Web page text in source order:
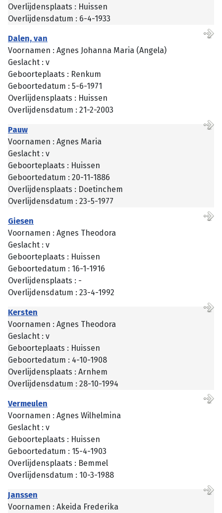
Overlijdensplaats : Huissen
Overlijdensdatum : 6-4-1933
Dalen, van
Voornamen : Agnes Johanna Maria (Angela)
Geslacht : v
Geboorteplaats : Renkum
Geboortedatum : 5-6-1971
Overlijdensplaats : Huissen
Overlijdensdatum : 21-2-2003
Pauw
Voornamen : Agnes Maria
Geslacht : v
Geboorteplaats : Huissen
Geboortedatum : 20-11-1886
Overlijdensplaats : Doetinchem
Overlijdensdatum : 23-5-1977
Giesen
Voornamen : Agnes Theodora
Geslacht : v
Geboorteplaats : Huissen
Geboortedatum : 16-1-1916
Overlijdensplaats : -
Overlijdensdatum : 23-4-1992
Kersten
Voornamen : Agnes Theodora
Geslacht : v
Geboorteplaats : Huissen
Geboortedatum : 4-10-1908
Overlijdensplaats : Arnhem
Overlijdensdatum : 28-10-1994
Vermeulen
Voornamen : Agnes Wilhelmina
Geslacht : v
Geboorteplaats : Huissen
Geboortedatum : 15-4-1903
Overlijdensplaats : Bemmel
Overlijdensdatum : 10-3-1988
Janssen
Voornamen : Akeida Frederika